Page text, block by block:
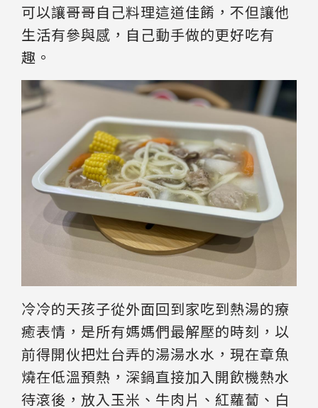
可以讓哥哥自己料理這道佳餚，不但讓他
生活有參與感，自己動手做的更好吃有
趣。
冷冷的天孩子從外面回到家吃到熱湯的療
癒表情，是所有媽媽們最解壓的時刻，以
前得開伙把灶台弄的湯湯水水，現在章魚
燒在低溫預熱，深鍋直接加入開飲機熱水
待滾後，放入玉米、牛肉片、紅蘿蔔、白